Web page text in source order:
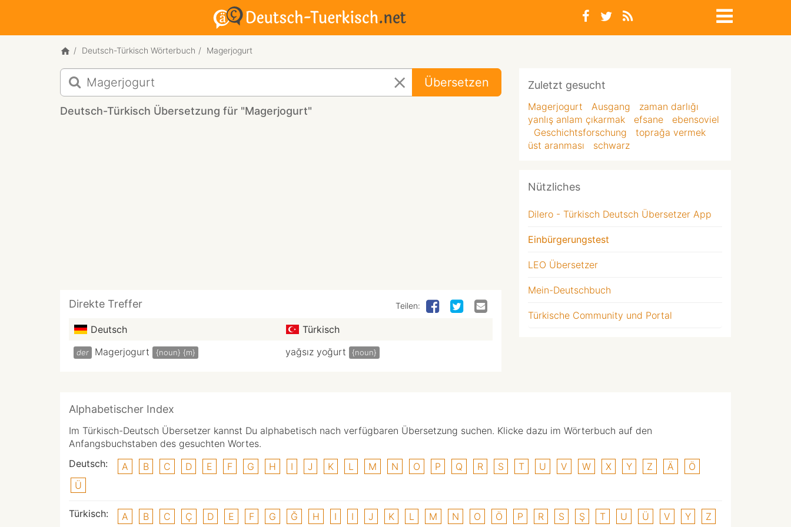
Deutsch-Türkisch Wörterbuch Magerjogurt
Deutsch-
Türkisch
Übersetzung
für
Übersetzen
Deutsch-Türkisch Übersetzung für "Magerjogurt"
Direkte Treffer Teilen:
Deutsch Türkisch
der Magerjogurt {noun} {m} yağsız yoğurt {noun}
Zuletzt gesucht
Magerjogurt Ausgang
zaman darlığı
yanlış anlam çıkarmak
efsane
ebensoviel
Geschichtsforschung
toprağa vermek
üst aranması
schwarz
Nützliches
Dilero - Türkisch Deutsch Übersetzer App
Einbürgerungstest
LEO Übersetzer
Mein-Deutschbuch
Türkische Community und Portal
Alphabetischer Index
Im Türkisch-Deutsch Übersetzer kannst Du alphabetisch nach verfügbaren Übersetzung suchen. Klicke dazu im Wörterbuch auf den
Anfangsbuchstaben des gesuchten Wortes.
Deutsch:
A B C D E F G H I J K L M N O P Q R S T U V W X Y Z Ä
Ö
Ü
Türkisch: A B C Ç D E F G Ğ H I I J K L M N O Ö P R S Ş T U Ü V Y Z